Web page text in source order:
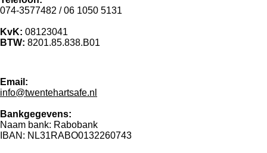
074-3577482 / 06 1050 5131
KvK: 08123041
BTW: 8201.85.838.B01
Email:
info@twentehartsafe.nl
Bankgegevens:
Naam bank: Rabobank
IBAN: NL31RABO0132260743